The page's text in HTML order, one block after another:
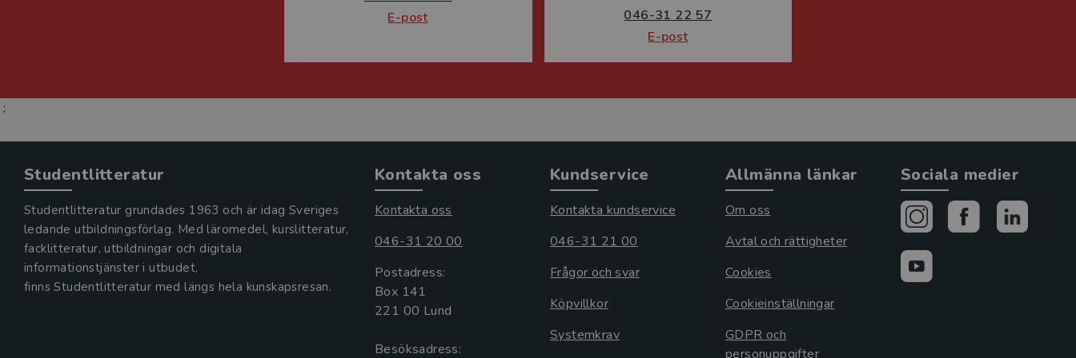
E-post
046-31 22 57
E-post
;
Studentlitteratur
Studentlitteratur grundades 1963 och är idag Sveriges
ledande utbildningsförlag. Med läromedel, kurslitteratur,
facklitteratur, utbildningar och digitala
informationstjänster i utbudet,
finns Studentlitteratur med längs hela kunskapsresan.
Kontakta oss
Kontakta oss
046-31 20 00
Postadress:
Box 141
221 00 Lund
Besöksadress:
Kundservice
Kontakta kundservice
046-31 21 00
Frågor och svar
Köpvillkor
Systemkrav
Allmänna länkar
Om oss
Avtal och rättigheter
Cookies
Cookieinställningar
GDPR och
personuppgifter
Sociala medier